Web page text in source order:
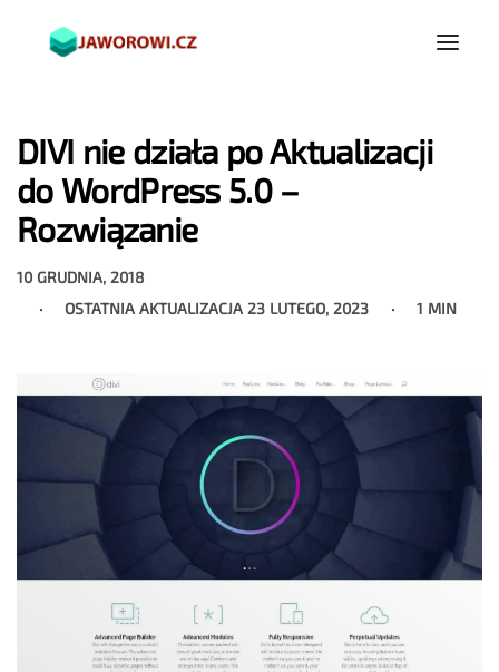
DIVI nie działa po Aktualizacji
do WordPress 5.0 –
Rozwiązanie
10 GRUDNIA, 2018
OSTATNIA AKTUALIZACJA 23 LUTEGO, 2023 1 MIN